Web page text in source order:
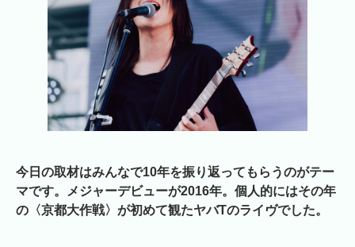
今日の取材はみんなで10年を振り返ってもらうのがテー
マです。メジャーデビューが2016年。個人的にはその年
の〈京都大作戦〉が初めて観たヤバTのライヴでした。